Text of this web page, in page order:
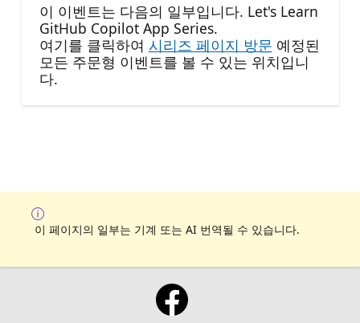
이 이벤트는 다음의 일부입니다. Let's Learn
GitHub Copilot App Series.
여기를 클릭하여 시리즈 페이지 방문 예정된
모든 주문형 이벤트를 볼 수 있는 위치입니
다.
이 페이지의 일부는 기계 또는 AI 번역될 수 있습니다.